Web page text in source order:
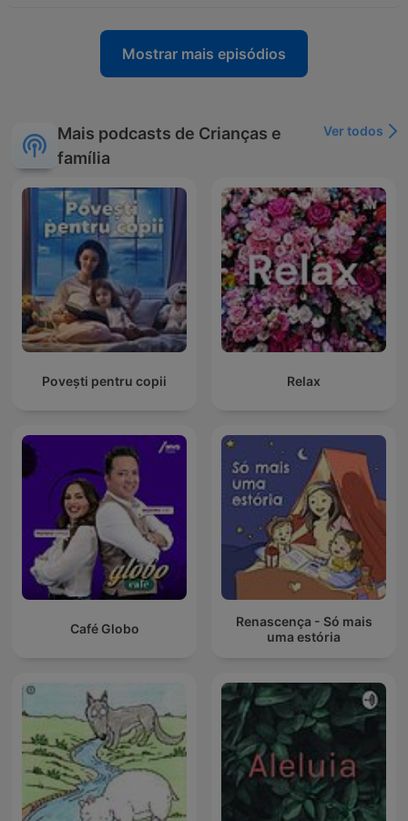
Mostrar mais episódios
Mais podcasts de Crianças e
família
Ver todos
Povești pentru copii Relax
Café Globo
Renascença - Só mais
uma estória